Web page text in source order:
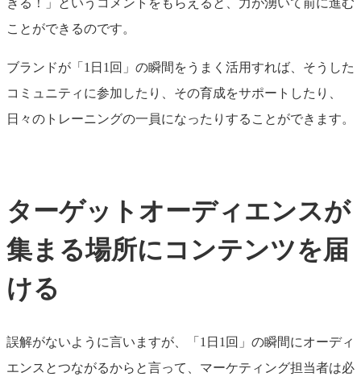
ことができるのです。
ブランドが「1日1回」の瞬間をうまく活用すれば、そうした
コミュニティに参加したり、その育成をサポートしたり、
日々のトレーニングの一員になったりすることができます。
ターゲットオーディエンスが
集まる場所にコンテンツを届
ける
誤解がないように言いますが、「1日1回」の瞬間にオーディ
エンスとつながるからと言って、マーケティング担当者は必